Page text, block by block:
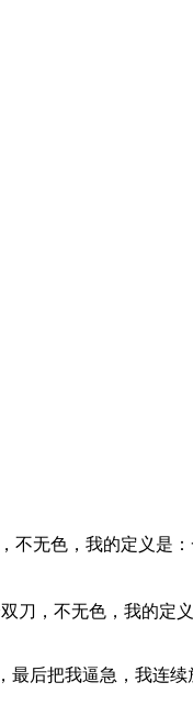
无色，我的定义是
，不无色，我的定
后把我逼急，我连